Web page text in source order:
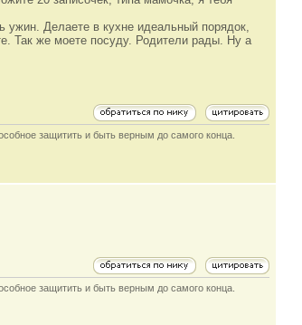
ужин. Делаете в кухне идеальный порядок,
Так же моете посуду. Родители рады. Ну а
защитить и быть верным до самого конца.
защитить и быть верным до самого конца.